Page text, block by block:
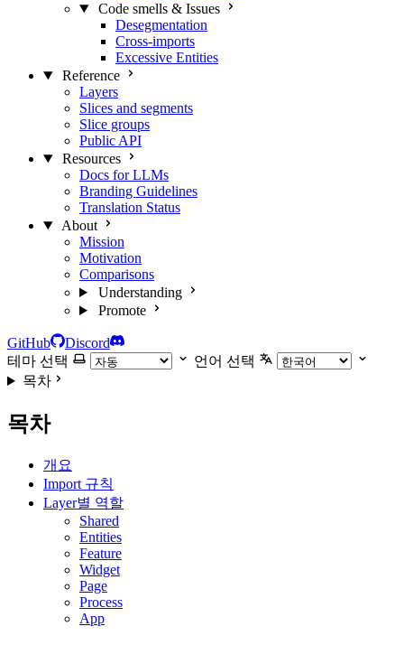
Code smells & Issues
Desegmentation
Cross-imports
Excessive Entities
Reference
Layers
Slices and segments
Slice groups
Public API
Resources
Docs for LLMs
Branding Guidelines
Translation Status
About
Mission
Motivation
Comparisons
Understanding
Promote
GitHub
Discord
테마 선택
언어 선택
목차
목차
개요
Import 규칙
Layer별 역할
Shared
Entities
Feature
Widget
Page
Process
App